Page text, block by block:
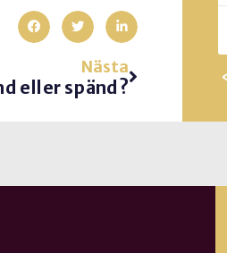
Nästa
eller spänd?